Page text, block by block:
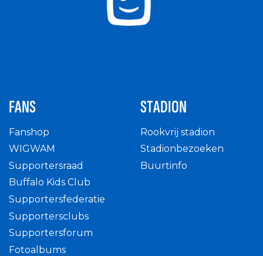
FANS
Fanshop
WIGWAM
Supportersraad
Buffalo Kids Club
Supportersfederatie
Supportersclubs
Supportersforum
Fotoalbums
STADION
Rookvrij stadion
Stadionbezoeken
Buurtinfo